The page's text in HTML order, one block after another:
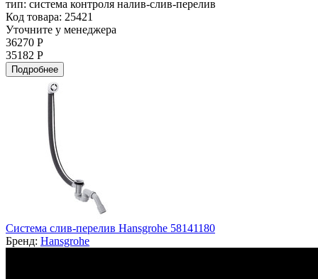
тип: система контроля налив-слив-перелив
Код товара: 25421
Уточните у менеджера
36270 Р
35182 Р
Подробнее
Система слив-перелив Hansgrohe 58141180
Бренд: Hansgrohe